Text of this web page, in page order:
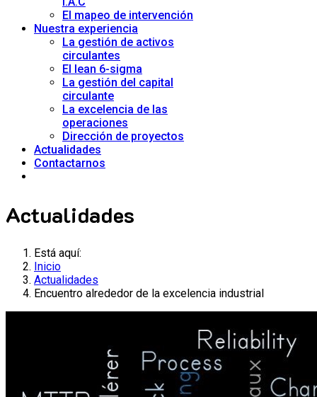
El mapeo de intervención
Nuestra experiencia
La gestión de activos
circulantes
El lean 6-sigma
La gestión del capital
circulante
La excelencia de las
operaciones
Dirección de proyectos
Actualidades
Contactarnos
Actualidades
Está aquí:
Inicio
Actualidades
Encuentro alrededor de la excelencia industrial